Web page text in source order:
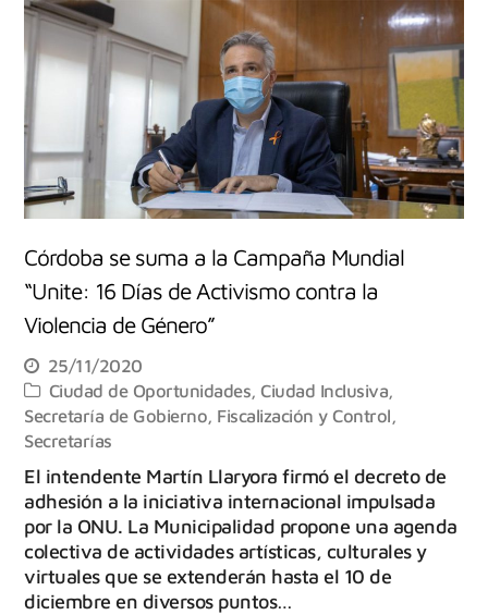
Córdoba se suma a la Campaña Mundial
“Unite: 16 Días de Activismo contra la
Violencia de Género”
25/11/2020
Ciudad de Oportunidades,Ciudad Inclusiva,
Secretaría de Gobierno, Fiscalización y Control,
Secretarías
El intendente Martín Llaryora firmó el decreto de
adhesión a la iniciativa internacional impulsada
por la ONU. La Municipalidad propone una agenda
colectiva de actividades artísticas, culturales y
virtuales que se extenderán hasta el 10 de
diciembre en diversos puntos…